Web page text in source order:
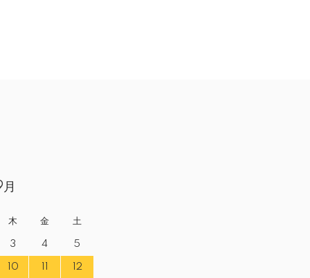
木 金 土
3 4 5
10 12